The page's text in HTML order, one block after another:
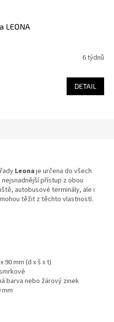
LEONA
6 týdnů
DETAIL
řady Leona je určena do všech
přístup z obou
autobusové terminály, ale i
těžit z těchto vlastností.
90 mm (d x š x t)
barva nebo žárový zinek
mm